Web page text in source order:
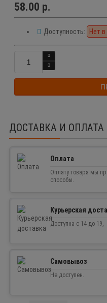
58.00 р.
Доступность: Нет
ДОСТАВКА И ОПЛАТА
Оплата
Оплату товара мы
способы.
Курьерская
Доступна с 14 до 19,
Самовывоз
Не доступен.